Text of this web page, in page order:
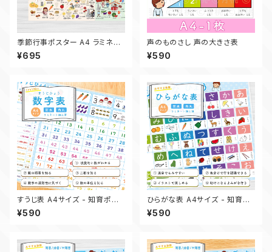
季節行事ポスター A4 ラミネー
ト 小学校受験 知育 四季 行事
花 食べ物 学習
¥695
声のものさし 声の大きさ表
¥590
すうじ表 A4サイズ - 知育ポス
ター
¥590
ひらがな表 A4サイズ - 知育ポ
スター
¥590